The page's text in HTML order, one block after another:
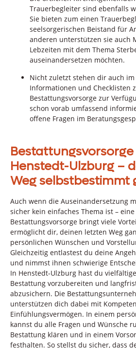
Trauerbegleiter sind ebenfalls
Sie bieten zum einen
seelsorgerischen Beistand für
anderen unterstützen sie auch
Lebzeiten mit dem Thema
auseinandersetzen möchten.
Nicht zuletzt stehen dir auch
Informationen und Checklisten
Bestattungsvorsorge zur
schon vorab umfassend
offene Fragen im
Bestattungsvorsorge
Henstedt-Ulzburg –
Weg selbstbestimmt
Auch wenn die Auseinandersetzung
sicher kein einfaches Thema ist –
Bestattungsvorsorge bringt viele
ermöglicht dir, deinen letzten Weg
persönlichen Wünschen und
Gleichzeitig entlastest du deine
und nimmst ihnen schwierige
In Henstedt-Ulzburg hast du
Bestattung vorzubereiten und
abzusichern. Die
unterstützen dich dabei mit
Einfühlungsvermögen. In einem
kannst du alle Fragen und Wünsche
Bestattung klären und in einem
festhalten. So stellst du sicher, dass